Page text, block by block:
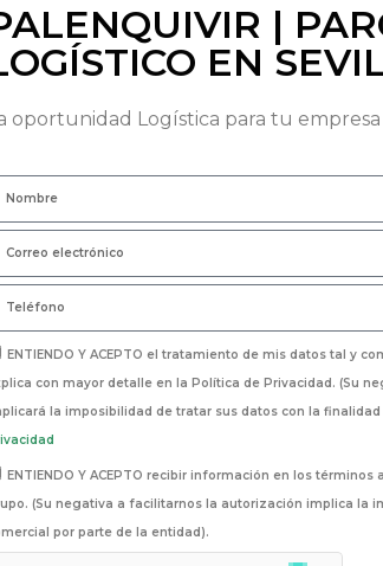
|
EN
oportunidad Logística para tu
ENTIENDO Y ACEPTO el tratamiento de mis datos tal y
con mayor detalle en la Política de Privacidad. (Su
la imposibilidad de tratar sus datos con la finalidad
ENTIENDO Y ACEPTO recibir información en los
(Su negativa a facilitarnos la autorización implica la
por parte de la entidad).